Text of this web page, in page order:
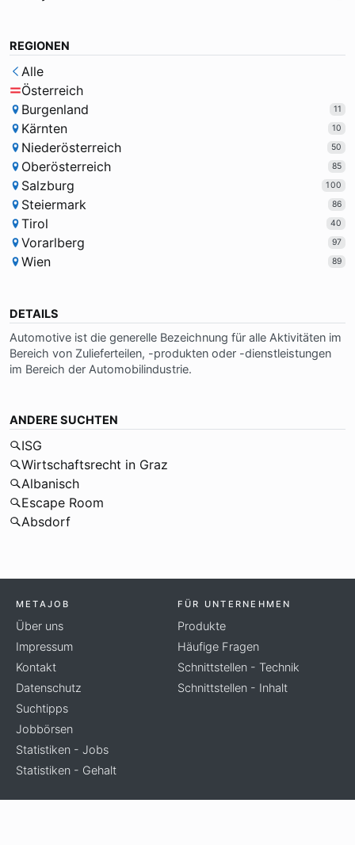
REGIONEN
Alle
Österreich
Burgenland
11
Kärnten 10
Niederösterreich 50
Oberösterreich 85
Salzburg 100
Steiermark 86
Tirol 40
Vorarlberg 97
Wien 89
DETAILS
Au­to­mo­ti­ve ist die ge­ne­rel­le Be­zeich­nung für al­le Ak­ti­vi­tä­ten im
Be­reich von Zu­lie­fer­tei­len, -pro­duk­ten oder -dienst­lei­stun­gen
im Be­reich der Au­to­mo­bil­in­du­strie.
ANDERE SUCHTEN
ISG
Wirtschaftsrecht in Graz
Albanisch
Escape Room
Absdorf
METAJOB
Über uns
Impressum
Kontakt
Datenschutz
Suchtipps
Jobbörsen
Statistiken - Jobs
Statistiken - Gehalt
FÜR UNTERNEHMEN
Produkte
Häufige Fragen
Schnittstellen - Technik
Schnittstellen - Inhalt